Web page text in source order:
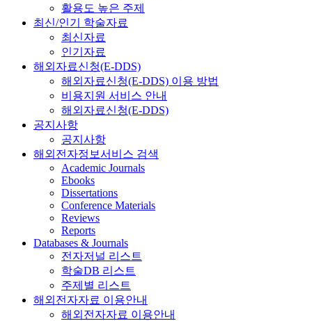
활용도 높은 주제
최신/인기 학술자료
최신자료
인기자료
해외자료신청(E-DDS)
해외자료신청(E-DDS) 이용 방법
비용지원 서비스 안내
해외자료신청(E-DDS)
공지사항
공지사항
해외전자정보서비스 검색
Academic Journals
Ebooks
Dissertations
Conference Materials
Reviews
Reports
Databases & Journals
전자저널 리스트
학술DB 리스트
주제별 리스트
해외전자자료 이용안내
해외전자자료 이용안내